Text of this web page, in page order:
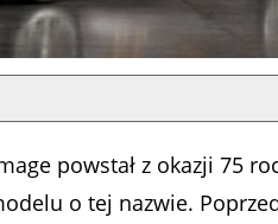
powstał z okazji 75
o tej nazwie.